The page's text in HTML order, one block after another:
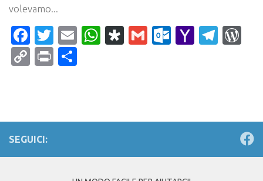
volevamo...
Facebook
Twitter
EmailWhatsApp
Diaspora
Gmail Yahoo
CopyPrint
SEGUICI: